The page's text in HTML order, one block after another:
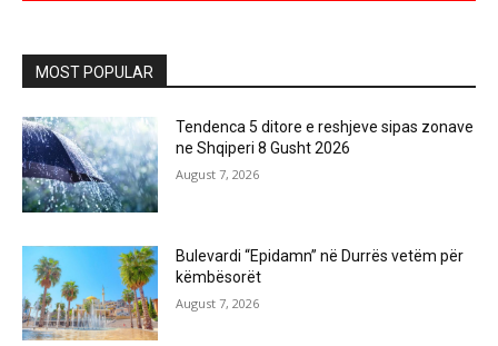
MOST POPULAR
Tendenca 5 ditore e reshjeve sipas zonave
ne Shqiperi 8 Gusht 2026
August 7, 2026
Bulevardi “Epidamn” në Durrës vetëm për
këmbësorët
August 7, 2026